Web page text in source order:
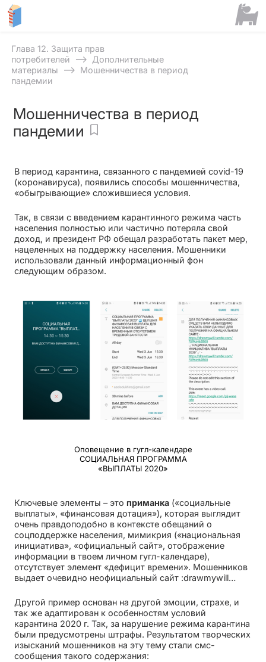
Глава 12. Защита прав
потребителей
⟶ Дополнительные
материалы
⟶ Мошенничества в период
пандемии
Мошенничества в период
пандемии
В период карантина, связанного с пандемией covid-19
(коронавируса), появились способы мошенничества,
«обыгрывающие» сложившиеся условия.
Так, в связи с введением карантинного режима часть
населения полностью или частично потеряла свой
доход, и президент РФ обещал разработать пакет мер,
нацеленных на поддержку населения. Мошенники
использовали данный информационный фон
следующим образом.
Оповещение в гугл-календаре
СОЦИАЛЬНАЯ ПРОГРАММА
«ВЫПЛАТЫ 2020»
Ключевые элементы – это приманка («социальные
выплаты», «финансовая дотация»), которая выглядит
очень правдоподобно в контексте обещаний о
соцподдержке населения, мимикрия («национальная
инициатива», «официальный сайт», отображение
информации в твоем личном гугл-календаре),
отсутствует элемент «дефицит времени». Мошенников
выдает очевидно неофициальный сайт :drawmywill…
Другой пример основан на другой эмоции, страхе, и
так же адаптирован к особенностям условий
карантина 2020 г. Так, за нарушение режима карантина
были предусмотрены штрафы. Результатом творческих
изысканий мошенников на эту тему стали смс-
сообщения такого содержания: